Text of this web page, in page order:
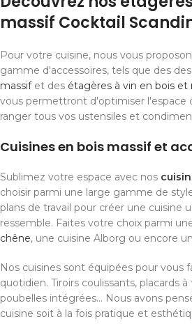
massif Cocktail
Pour votre cuisine, nous vous
gamme d'accessoires, tels que des
massifet des étagères à vin en bois et
vous permettront d'optimiser l'espace
ranger tous vos ustensiles et
Cuisines en bois massif et
Sublimez votre espace avec nos
choisir parmi une large gamme de
plans de travail pour créer une cuisine
ressemble. Faites votre choix parmi
chêne, une cuisine Alborg ou encore
Nos cuisines sont équipées pour vous
quotidien. Tiroirs coulissants, placards
poubelles intégrées... Nous avons
cuisine soit à la fois pratique et